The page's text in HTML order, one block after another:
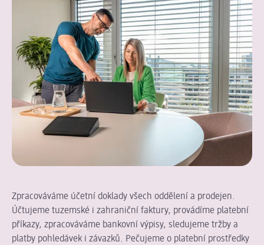
Zpracováváme účetní doklady všech oddělení a prodejen.
Účtujeme tuzemské i zahraniční faktury, provádíme platební
příkazy, zpracováváme bankovní výpisy, sledujeme tržby a
platby pohledávek i závazků. Pečujeme o platební prostředky